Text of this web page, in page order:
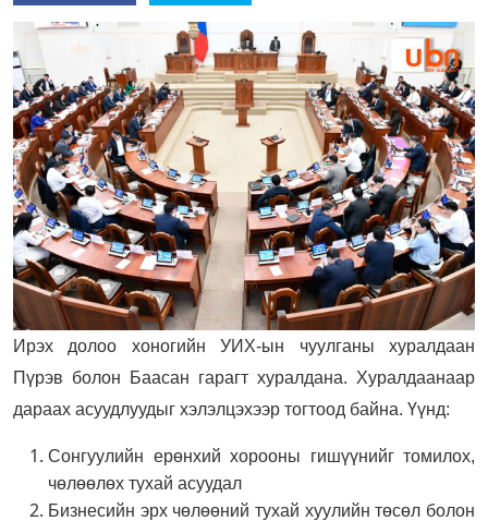
Ирэх долоо хоногийн УИХ-ын чуулганы хуралдаан
Пүрэв болон Баасан гарагт хуралдана. Хуралдаанаар
дараах асуудлуудыг хэлэлцэхээр тогтоод байна. Үүнд:
Сонгуулийн ерөнхий хорооны гишүүнийг томилох,
чөлөөлөх тухай асуудал
Бизнесийн эрх чөлөөний тухай хуулийн төсөл болон